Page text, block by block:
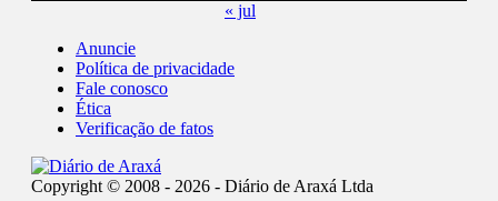
« jul
Anuncie
Política de privacidade
Fale conosco
Ética
Verificação de fatos
Copyright © 2008 - 2026 - Diário de Araxá Ltda